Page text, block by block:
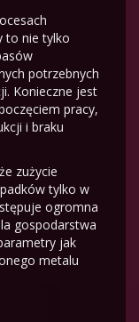
to nie tylko
potrzebnych
Konieczne jest
pracy,
i braku
zużycie
tylko w
ogromna
gospodarstwa
jak
metalu